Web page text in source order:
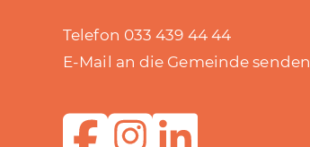
Telefon 033 439 44 44
E-Mail an die Gemeinde senden